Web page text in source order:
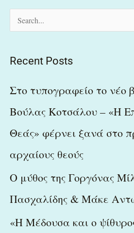
c
f
o
Recent Posts
Στο τυπογραφείο το νέο
Βούλας Κοτσάλου – «Η
Θεάς» φέρνει ξανά στο
αρχαίους θεούς
Ο μύθος της Γοργόνας
Πασχαλίδης & Μάκε
«Η Μέδουσα και ο